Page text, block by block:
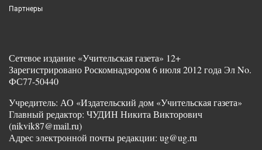
Партнеры
Сетевое издание «Учительская газета» 12+
Зарегистрировано Роскомнадзором 6 июля 2012 года Эл No.
ФС77-50440
Учредитель: АО «Издательский дом «Учительская газета»
Главный редактор: ЧУДИН Никита Викторович
(nikvik87@mail.ru)
Адрес электронной почты редакции: ug@ug.ru